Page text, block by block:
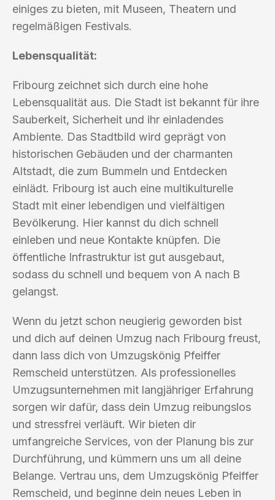
einiges zu bieten, mit Museen, Theatern und
regelmäßigen Festivals.
Lebensqualität:
Fribourg zeichnet sich durch eine hohe
Lebensqualität aus. Die Stadt ist bekannt für ihre
Sauberkeit, Sicherheit und ihr einladendes
Ambiente. Das Stadtbild wird geprägt von
historischen Gebäuden und der charmanten
Altstadt, die zum Bummeln und Entdecken
einlädt. Fribourg ist auch eine multikulturelle
Stadt mit einer lebendigen und vielfältigen
Bevölkerung. Hier kannst du dich schnell
einleben und neue Kontakte knüpfen. Die
öffentliche Infrastruktur ist gut ausgebaut,
sodass du schnell und bequem von A nach B
gelangst.
Wenn du jetzt schon neugierig geworden bist
und dich auf deinen Umzug nach Fribourg freust,
dann lass dich von Umzugskönig Pfeiffer
Remscheid unterstützen. Als professionelles
Umzugsunternehmen mit langjähriger Erfahrung
sorgen wir dafür, dass dein Umzug reibungslos
und stressfrei verläuft. Wir bieten dir
umfangreiche Services, von der Planung bis zur
Durchführung, und kümmern uns um all deine
Belange. Vertrau uns, dem Umzugskönig Pfeiffer
Remscheid, und beginne dein neues Leben in